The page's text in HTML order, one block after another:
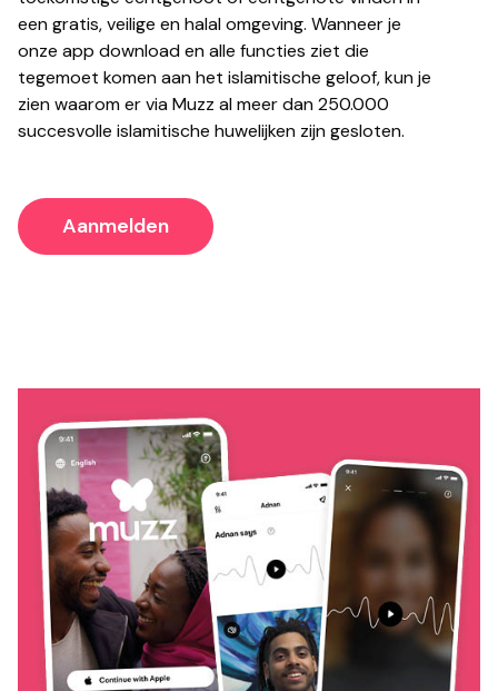
een gratis, veilige en halal omgeving. Wanneer je
onze app download en alle functies ziet die
tegemoet komen aan het islamitische geloof, kun je
zien waarom er via Muzz al meer dan 250.000
succesvolle islamitische huwelijken zijn gesloten.
Aanmelden